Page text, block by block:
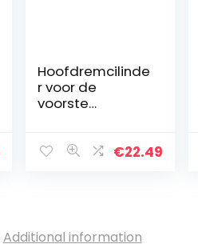
Hoofdremcilinde
r voor de
voorste
motorfiets voor
€22.49
Additional information